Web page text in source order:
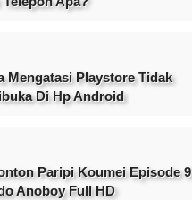
Mengatasi Playstore Tidak
Di Hp Android
Paripi Koumei Episode 9
Anoboy Full HD